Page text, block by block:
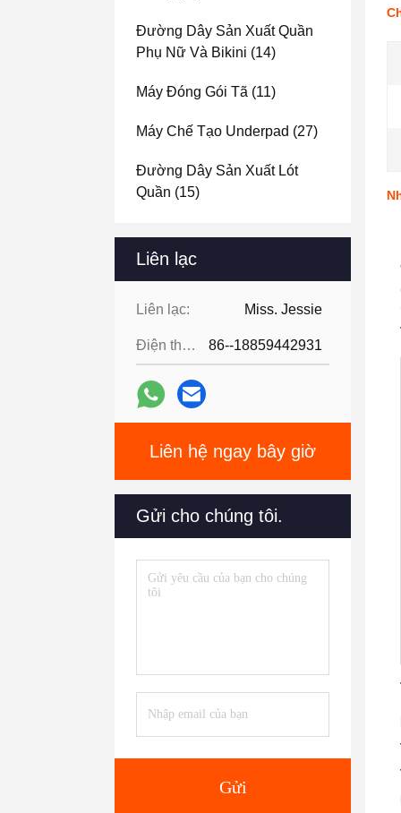
Đường Dây Sản Xuất Quần
Phụ Nữ Và Bikini (14)
Máy Đóng Gói Tã (11)
Máy Chế Tạo Underpad (27)
Đường Dây Sản Xuất Lót
Quần (15)
Liên lạc
Liên lạc: Miss. Jessie
Điện thoại: 86--18859442931
Liên hệ ngay bây giờ
Gửi cho chúng tôi.
Gửi